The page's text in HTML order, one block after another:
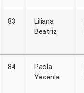
83
Liliana
Beatriz
84
Paola
Yesenia